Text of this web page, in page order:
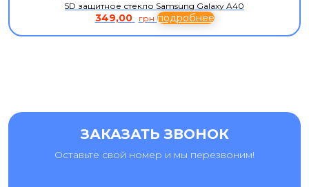
5D защитное стекло Samsung Galaxy A40
349,00 грн подробнее
ЗАКАЗАТЬ ЗВОНОК
Оставьте свой номер и мы перезвоним!